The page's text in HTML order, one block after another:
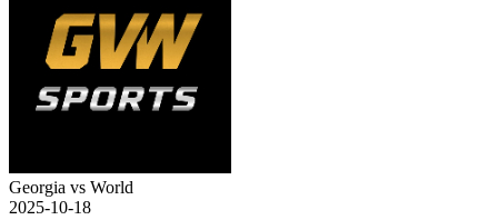
Georgia vs World
2025-10-18